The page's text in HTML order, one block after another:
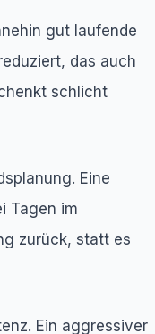
gut laufende
das auch
schlicht
Eine
Tagen im
zurück, statt es
Ein aggressiver